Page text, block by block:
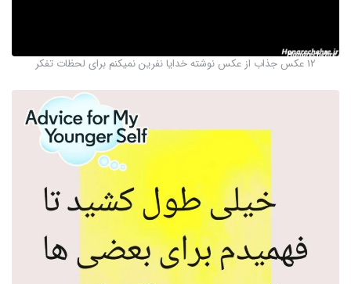
12 عکس جذاب از عکس نوشته خدایا نفرین نمیکنم برای لحظات تفکر